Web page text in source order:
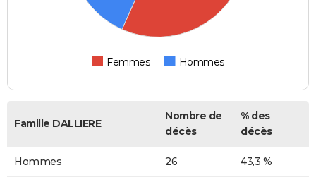
Femmes Hommes
Famille DALLIERE
Nombre de
décès
% des
décès
Hommes 26 43,3 %